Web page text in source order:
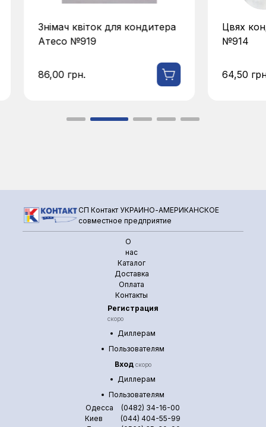
Знімач квіток для кондитера
Атесо №919
86,00 грн.
Цвях
№914
64,50
СП Контакт УКРАИНО-АМЕРИКАНСКОЕ
совместное предприятие
О
нас
Каталог
Доставка
Оплата
Контакты
Регистрация
скоро
Диллерам
Пользователям
Вход скоро
Диллерам
Пользователям
Одесса
(0482) 34-16-00
Киев
(044) 404-55-99